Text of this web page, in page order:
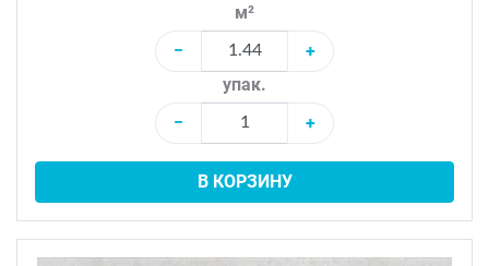
м²
−
+
упак.
−
+
В КОРЗИНУ